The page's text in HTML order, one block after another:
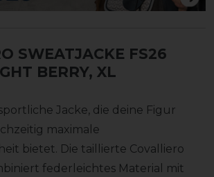
SWEATJACKE FS26
BERRY, XL
Jacke, die deine Figur
maximale
bietet. Die taillierte Covalliero
federleichtes Material mit